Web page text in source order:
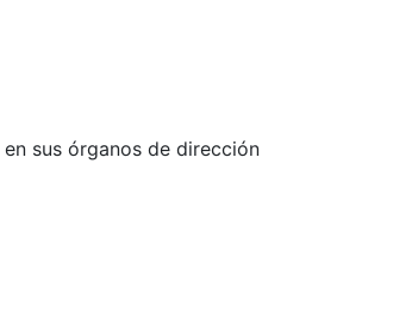
sus órganos de dirección